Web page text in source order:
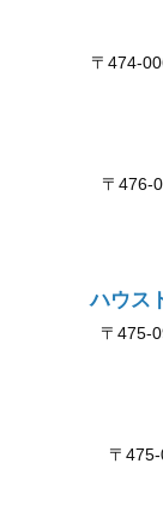
〒474-
〒476-
ハウス
〒475-
〒